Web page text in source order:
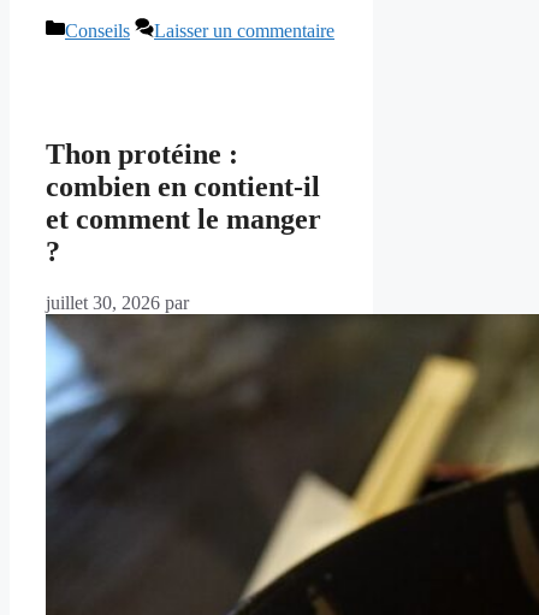
Catégories
Conseils Laisser un commentaire
Thon protéine :
combien en contient-il
et comment le manger
?
juillet 30, 2026 par